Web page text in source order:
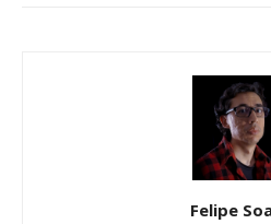
Felipe